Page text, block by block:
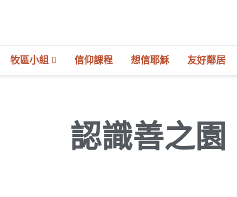
牧區小組 信仰課程 想信耶穌 友好鄰居
認識善之園